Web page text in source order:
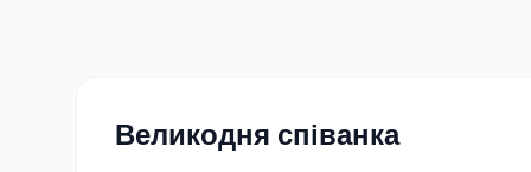
Великодня співанка